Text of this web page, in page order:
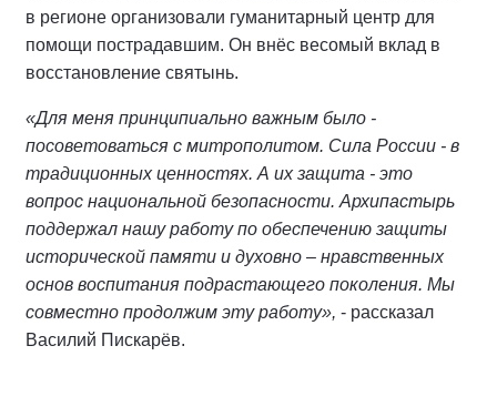
в регионе организовали гуманитарный центр для
помощи пострадавшим. Он внёс весомый вклад в
восстановление святынь.
«Для меня принципиально важным было -
посоветоваться с митрополитом. Сила России - в
традиционных ценностях. А их защита - это
вопрос национальной безопасности. Архипастырь
поддержал нашу работу по обеспечению защиты
исторической памяти и духовно – нравственных
основ воспитания подрастающего поколения. Мы
совместно продолжим эту работу», - рассказал
Василий Пискарёв.